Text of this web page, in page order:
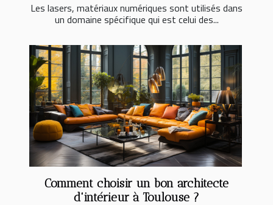
Les lasers, matériaux numériques sont utilisés dans
un domaine spécifique qui est celui des...
Comment choisir un bon architecte
d'intérieur à Toulouse ?